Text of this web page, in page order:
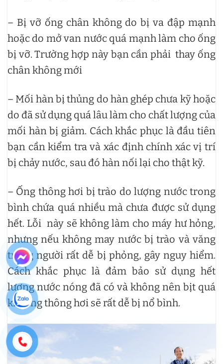
– Bị vỡ ống chân không do bị va đập mạnh
hoặc do mở van nước quá mạnh làm cho ống
bị vỡ. Trường hợp này bạn cần phải thay ống
chân không mới
– Mối hàn bị thủng do hàn ghép chưa kỹ hoặc
do đã sử dụng quá lâu làm cho chất lượng của
mối hàn bị giảm. Cách khắc phục là đầu tiên
bạn cần kiểm tra và xác định chính xác vị trí
bị chảy nước, sau đó hàn nối lại cho thật kỹ.
– Ống thông hơi bị trào do lượng nước trong
bình chứa quá nhiều mà chưa được sử dụng
hết. Lỗi này sẽ không làm cho máy hư hỏng,
nhưng nếu không may nước bị trào và văng
trúng người rất dễ bị phỏng, gây nguy hiểm.
Cách khắc phục là đảm bảo sử dụng hết
lượng nước nóng đã có và không nên bịt quá
kín ống thông hơi sẽ rất dễ bị nổ bình.